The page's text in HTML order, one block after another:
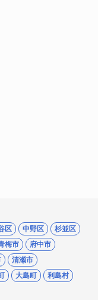
区 中野区
杉並区
梅市
府中市
清瀬市
大島町
利島村